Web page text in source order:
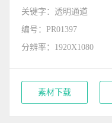
关键字：透明通道
编号：PR01397
分辨率：1920X1080
素材下载